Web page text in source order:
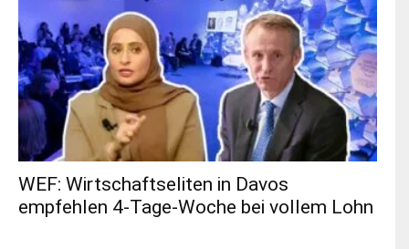
WEF: Wirtschaftseliten in Davos
empfehlen 4-Tage-Woche bei vollem Lohn
ABONNIEREN